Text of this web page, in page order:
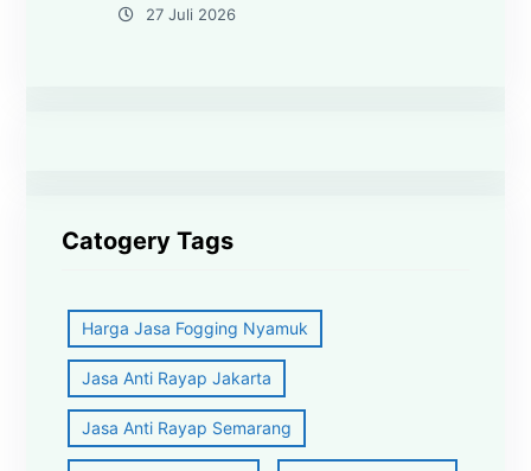
27 Juli 2026
Catogery Tags
Harga Jasa Fogging Nyamuk
Jasa Anti Rayap Jakarta
Jasa Anti Rayap Semarang